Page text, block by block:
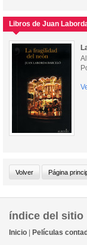
Libros de Juan
índice del sitio
Inicio Películas